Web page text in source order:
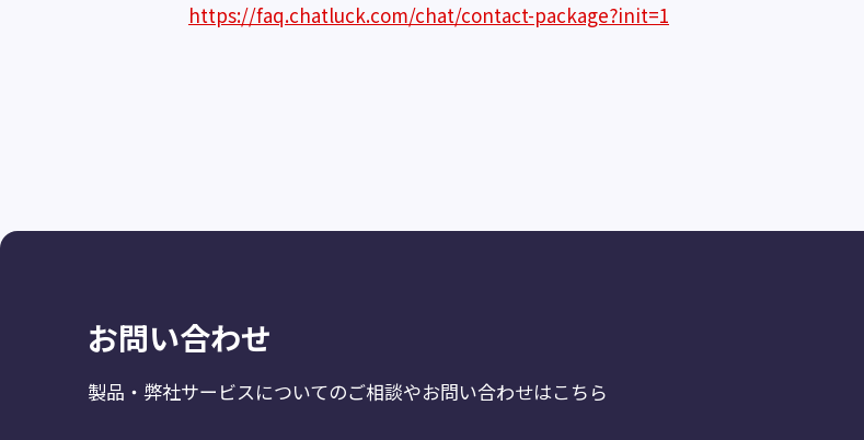
https://faq.chatluck.com/chat/contact-package?init=1
お問い合わせ
製品・弊社サービスについてのご相談やお問い合わせはこちら